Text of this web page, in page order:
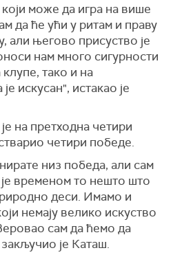
може да игра на више
да ће ући у ритам и праву
али његово присуство је
нам много сигурности
клупе, тако и на
искусан", истакао је
на претходна четири
четири победе.
низ победа, али сам
временом то нешто што
деси. Имамо и
немају велико искуство
сам да ћемо да
је Каташ.